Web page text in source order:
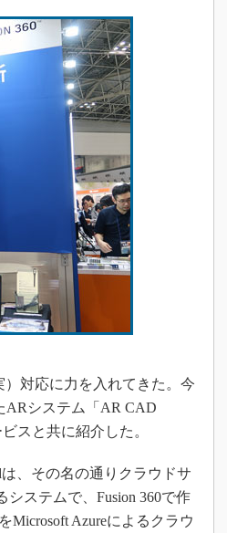
業ビッグデータ
インジャパン
場
ネジメント
産
ーバル設計・開発
対応に力を入れてきた。今
ARシステム「AR CAD
スと共に紹介した。
、その名の通りクラウドサ
システムで、Fusion 360で作
Microsoft Azureによるクラウ